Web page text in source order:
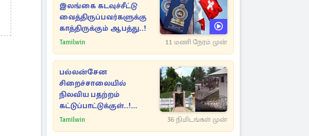
இலங்கை கடவுச்சீட்டு
வைத்திருப்பவர்களுக்கு
காத்திருக்கும் ஆபத்து..!
Tamilwin 11 மணி நேரம் முன்
பல்லன்சேன
சிறைச்சாலையில்
நிலவிய பதற்றம்
கட்டுப்பாட்டுக்குள்..!
அதிரடியாக களமிறங்கிய
Tamilwin 36 நிமிடங்கள் முன்